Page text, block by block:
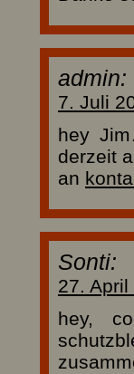
admin:
7. Juli
hey
derzeit
an
Sonti:
27.
hey,